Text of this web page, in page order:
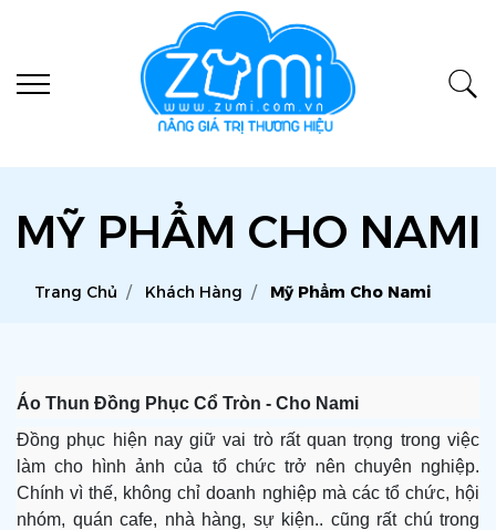
MỸ PHẨM CHO NAMI
Trang Chủ Khách Hàng Mỹ Phẩm Cho Nami
Áo Thun Đồng Phục Cổ Tròn - Cho Nami
Đồng phục hiện nay giữ vai trò rất quan trọng trong việc
làm cho hình ảnh của tổ chức trở nên chuyên nghiệp.
Chính vì thế, không chỉ doanh nghiệp mà các tổ chức, hội
nhóm, quán cafe, nhà hàng, sự kiện.. cũng rất chú trong